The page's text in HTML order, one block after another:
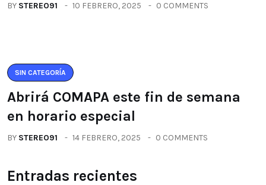
BY STEREO91 10 FEBRERO, 2025 0 COMMENTS
SIN CATEGORÍA
Abrirá COMAPA este fin de semana
en horario especial
BY STEREO91 14 FEBRERO, 2025 0 COMMENTS
Entradas recientes